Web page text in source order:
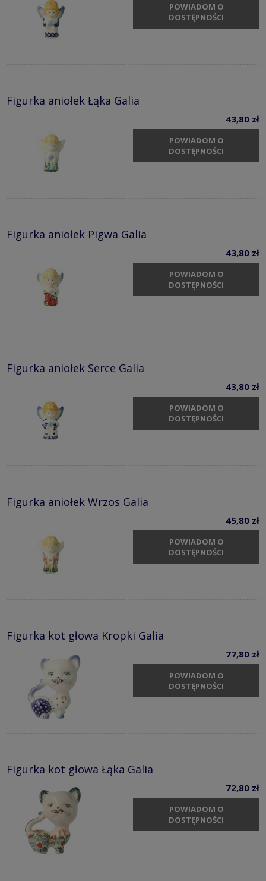
POWIADOM O
DOSTĘPNOŚCI
Figurka aniołek Łąka Galia
43,80 zł
POWIADOM O
DOSTĘPNOŚCI
Figurka aniołek Pigwa Galia
43,80 zł
POWIADOM O
DOSTĘPNOŚCI
Figurka aniołek Serce Galia
43,80 zł
POWIADOM O
DOSTĘPNOŚCI
Figurka aniołek Wrzos Galia
45,80 zł
POWIADOM O
DOSTĘPNOŚCI
Figurka kot głowa Kropki Galia
77,80 zł
POWIADOM O
DOSTĘPNOŚCI
Figurka kot głowa Łąka Galia
72,80 zł
POWIADOM O
DOSTĘPNOŚCI